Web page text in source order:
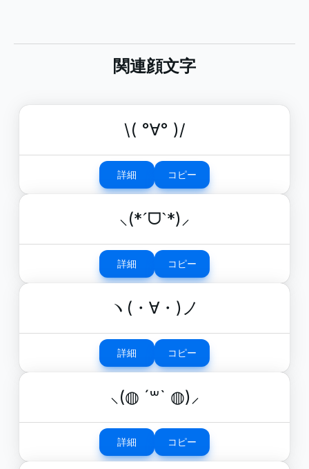
関連顔文字
\( °∀° )/
詳細 コピー
⸜(*ˊᗜˋ*)⸝
詳細 コピー
ヽ(・∀・)ノ
詳細 コピー
⸜(◍ ´꒳` ◍)⸝
詳細 コピー